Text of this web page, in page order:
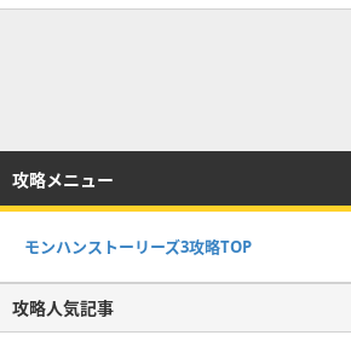
攻略メニュー
モンハンストーリーズ3攻略TOP
攻略人気記事